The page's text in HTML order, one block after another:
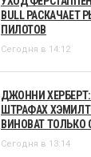
BULL РАСКАЧАЕТ
ПИЛОТОВ
Сегодня в 14:12
ДЖОННИ ХЕРБЕРТ:
ШТРАФАХ
ВИНОВАТ ТОЛЬКО
Сегодня в 13:14